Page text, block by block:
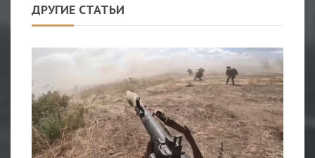
ДРУГИЕ СТАТЬИ